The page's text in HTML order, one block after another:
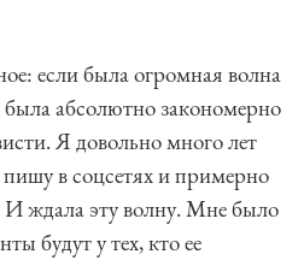
если была огромная волна
абсолютно закономерно
Я довольно много лет
в соцсетях и примерно
И ждала эту волну. Мне было
будут у тех, кто ее